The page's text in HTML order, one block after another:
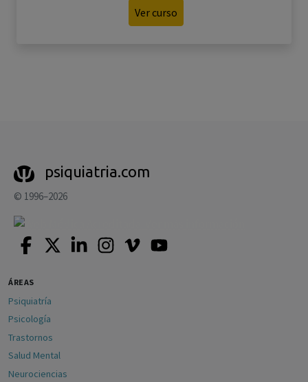
Ver curso
psiquiatria.com
© 1996–2026
ÁREAS
Psiquiatría
Psicología
Trastornos
Salud Mental
Neurociencias